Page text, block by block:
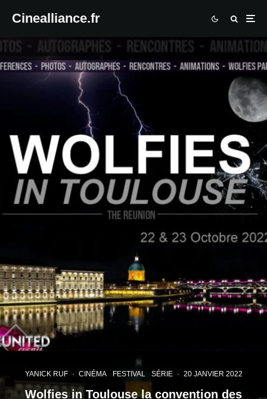
Cinealliance.fr
YANICK RUF · CINÉMA FESTIVAL SÉRIE · 20 JANVIER 2022
Wolfies in Toulouse la convention des